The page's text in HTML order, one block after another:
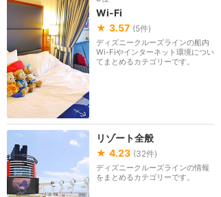
Wi-Fi
★ 3.57 (5件)
ディズニークルーズラインの船内
Wi-Fiやインターネット環境につい
てまとめるカテゴリーです。
リゾート全般
★ 4.23 (32件)
ディズニークルーズラインの情報
をまとめるカテゴリーです。